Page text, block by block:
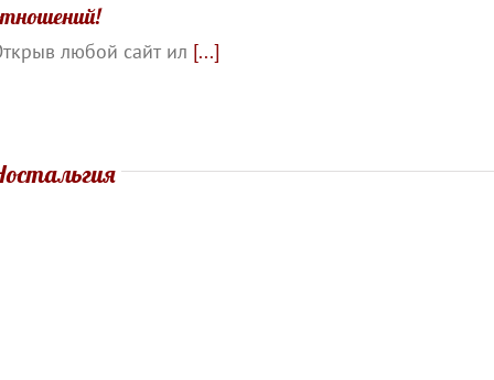
любой сайт ил [...]